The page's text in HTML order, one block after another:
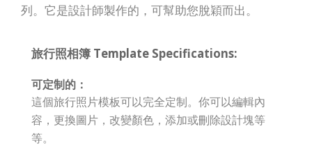
列。它是設計師製作的，可幫助您脫穎而出。
旅行照相簿 Template Specifications:
可定制的：
這個旅行照片模板可以完全定制。你可以編輯內
容，更換圖片，改變顏色，添加或刪除設計塊等
等。